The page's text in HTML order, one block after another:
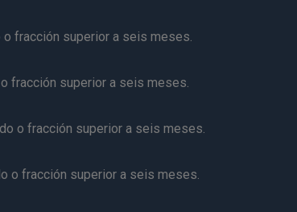
o fracción superior a seis meses.
fracción superior a seis meses.
o fracción superior a seis meses.
o fracción superior a seis meses.